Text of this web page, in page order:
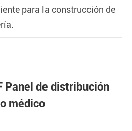
para la construcción de
Panel de distribución
médico